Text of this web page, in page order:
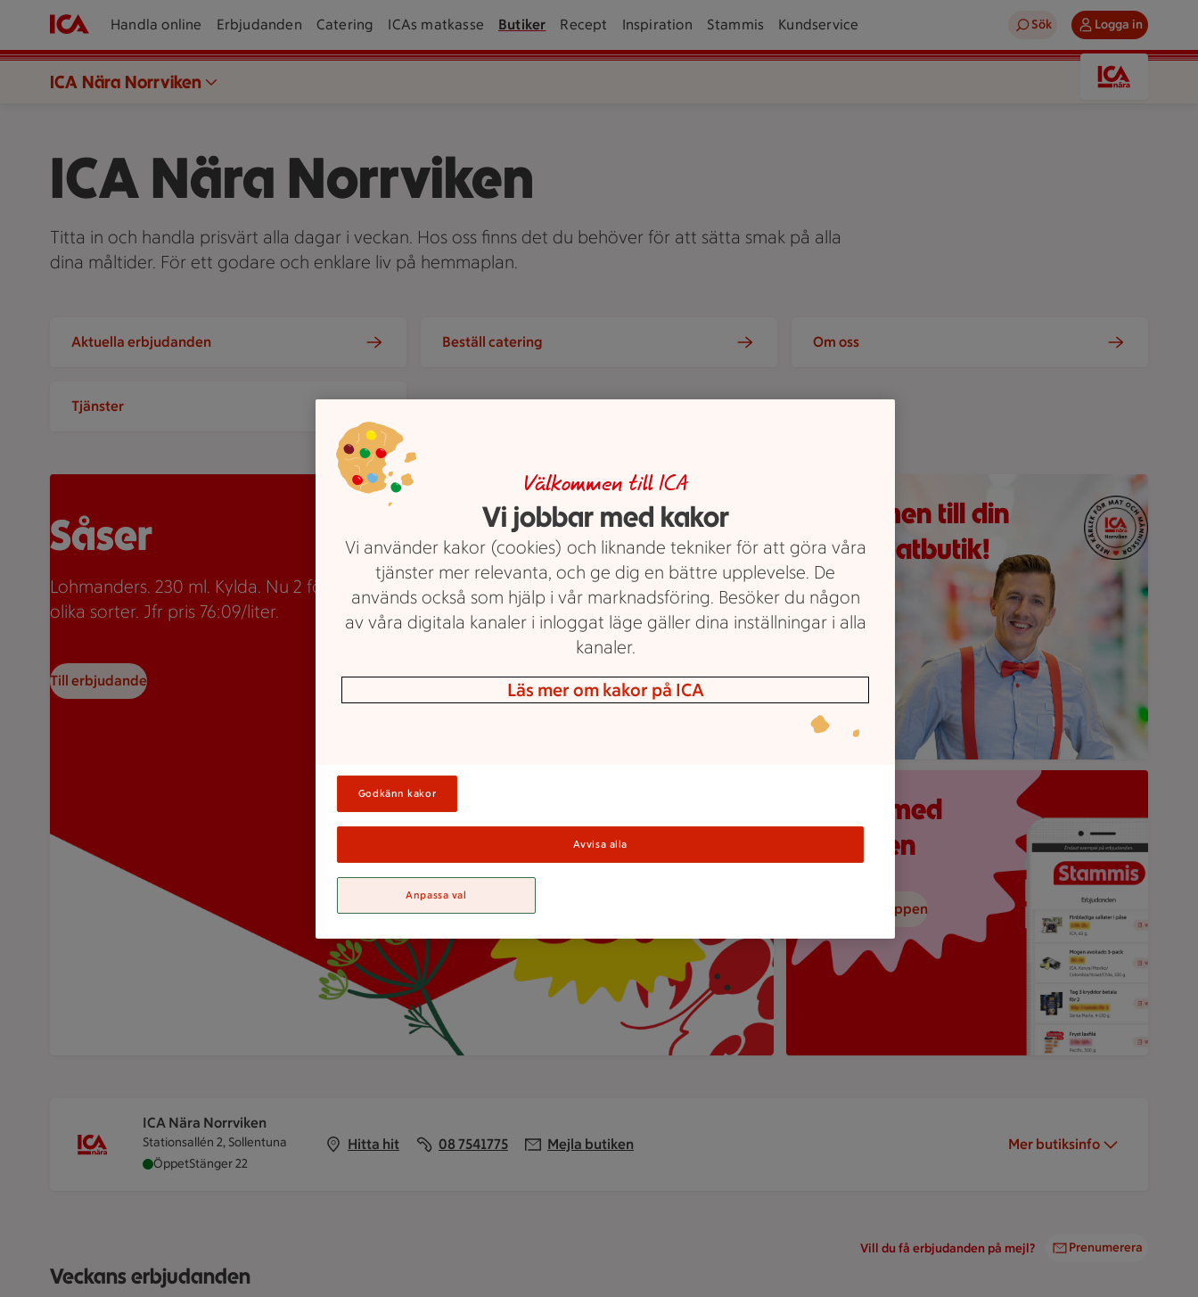
Handla online Erbjudanden Catering ICAs matkasse Butiker Recept Inspiration Stammis Kundservice Sök Logga in
ICA Nära Norrviken
ICA Nära Norrviken
Titta in och handla prisvärt alla dagar i veckan. Hos oss finns det du behöver för att sätta smak på alla
dina måltider. För ett godare och enklare liv på hemmaplan.
Två burkar Lohmanders sås med texten "2 för 35:-" som erbjudande.
Såser
Lohmanders. 230 ml. Kylda. Nu 2 för 35kr. Flera
olika sorter. Jfr pris 76:09/liter.
Till erbjudande
Aktuella erbjudanden Beställ catering Om oss
Tjänster
ICA Nära Norrviken
Stationsallén 2, Sollentuna
ICA Nära Norrviken är öppen nu, stänger klockan 22
ÖppetStänger 22
Hitta hit 08 7541775 Mejla butiken Mer butiksinfo
En person med fluga och hängslen står i en
Välkommen till din
Lokala matbutik!
Läs mer om oss
Mobilskärm visar appen Stam­mis med en lista över
Håll koll med
ICA-appen
Ladda ned ICA-appen
Vill du få erbjudanden på mejl? Prenumerera
Veckans erbjudanden
Välkommen till ICA
Vi jobbar med kakor
Vi använder kakor (cookies) och liknande tekniker för att göra våra
tjänster mer relevanta, och ge dig en bättre upplevelse. De
används också som hjälp i vår marknadsföring. Besöker du någon
av våra digitala kanaler i inloggat läge gäller dina inställningar i alla
kanaler.
Läs mer om kakor på ICA
Godkänn kakor
Avvisa alla
Anpassa val